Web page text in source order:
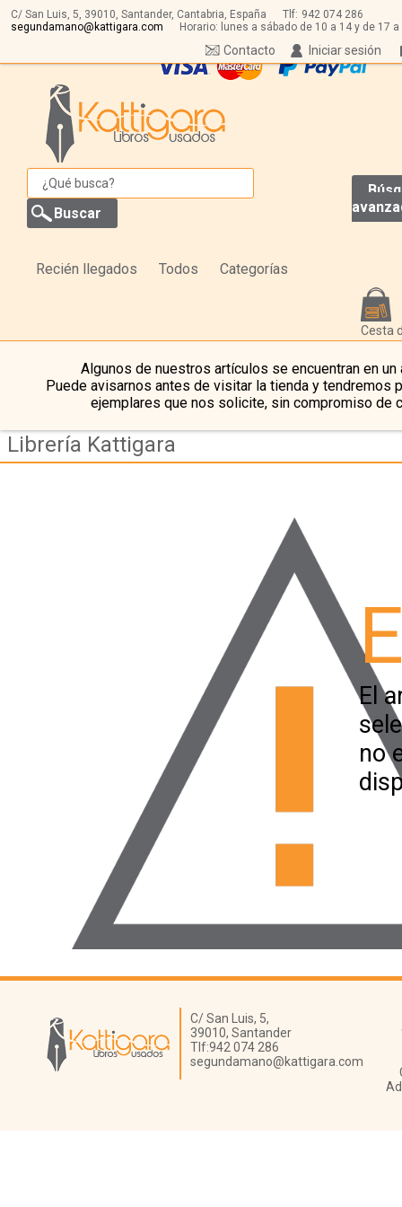
C/ San Luis, 5, 39010, Santander, Cantabria, España Tlf: 942 074 286
segundamano@kattigara.com
Horario: lunes a sábado de 10 a 14 y de 17 a
Iniciar sesión
Contacto
Recién llegados Todos Categorías
Cesta
Algunos de nuestros artículos se encuentran en un
Puede avisarnos antes de visitar la tienda y tendremos
ejemplares que nos solicite, sin compromiso de
Librería Kattigara
El
no
Librería Kattigara
C/ San Luis, 5,
39010, Santander
Tlf:942 074 286
segundamano@kattigara.com